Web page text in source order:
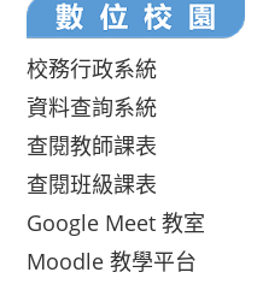
校務行政系統
資料查詢系統
查閱教師課表
查閱班級課表
Google Meet 教室
Moodle 教學平台